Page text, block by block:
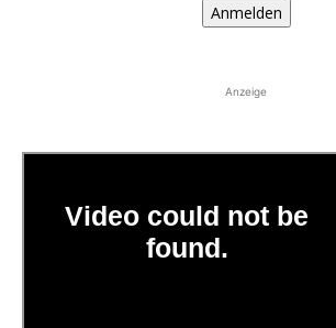
Anmelden
Anzeige